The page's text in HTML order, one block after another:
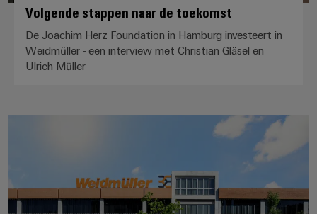
de
industrie
Spoorweg
het
spoorvervoer
en
klemmen
PCB-
(OEM)
Weidmüller
Industrial
AI
serviceplatform
easyConnect
Volgende stappen naar de toekomst
De Joachim Herz Foundation in Hamburg investeert in
Weidmüller - een interview met Christian Gläsel en
UIrich Müller
Een plek onder de zon